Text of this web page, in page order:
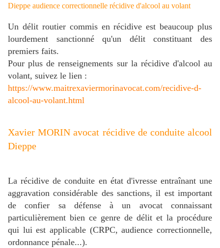
Dieppe audience correctionnelle récidive d'alcool au volant
Un délit routier commis en récidive est beaucoup plus
lourdement sanctionné qu'un délit constituant des
premiers faits.
Pour plus de renseignements sur la récidive d'alcool au
volant, suivez le lien :
https://www.maitrexaviermorinavocat.com/recidive-d-
alcool-au-volant.html
Xavier MORIN avocat récidive de conduite alcool
Dieppe
La récidive de conduite en état d'ivresse entraînant une
aggravation considérable des sanctions, il est important
de confier sa défense à un avocat connaissant
particulièrement bien ce genre de délit et la procédure
qui lui est applicable (CRPC, audience correctionnelle,
ordonnance pénale...).